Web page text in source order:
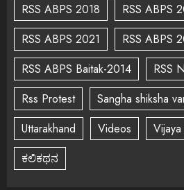
RSS ABPS 2018
RSS ABPS
RSS ABPS 2021
RSS ABPS
RSS ABPS Baitak-2014
RSS
Rss Protest
Sangha shiksha
Uttarakhand
Videos
ಕಲಿಕಥನ